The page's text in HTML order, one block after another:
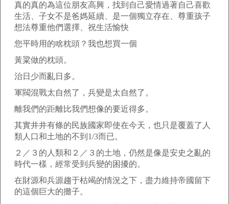
真的真的為這位朋友高興，找到自己愛情過著自己喜歡
生活、子女不是爸媽延續、是一個獨立存在、尊重孩子
想法尊重他們選擇、祝生活愉快
您平時用的啥枕頭？我也想買一個
黃粱做的枕頭。
治日少而亂日多。
軍閥混戰太自然了，兵變是太自然了。
離我們的距離比我們想像的要近得多。
其實井井有條的民族國家即使在今天，也只是覆蓋了人
類人口和土地的不到1/3而已。
２／３的人類和２／３的土地，仍然是像是安史之亂的
時代一樣，經常受到兵變的困擾的。
在財源和兵源趨于枯竭的情況之下，盡力維持帝國留下
的這個巨大的攤子。